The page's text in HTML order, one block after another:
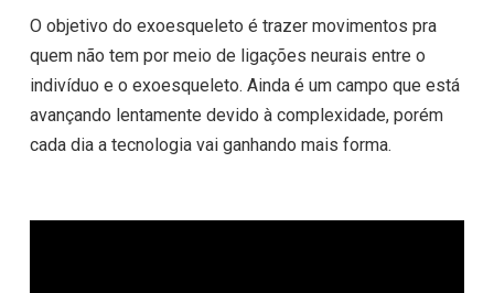
O objetivo do exoesqueleto é trazer movimentos pra
quem não tem por meio de ligações neurais entre o
indivíduo e o exoesqueleto. Ainda é um campo que está
avançando lentamente devido à complexidade, porém
cada dia a tecnologia vai ganhando mais forma.